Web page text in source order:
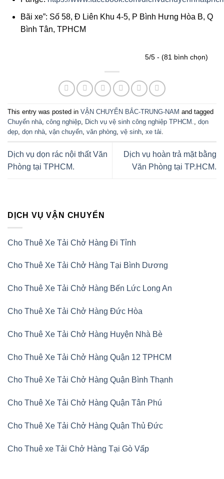
DỊCH VỤ VẬN CHUYỂN
Cho Thuê Xe Tải Chở Hàng Đi Tỉnh
Cho Thuê Xe Tải Chở Hàng Tại Bình Dương
Cho Thuê Xe Tải Chở Hàng Bến Lức Long An
Cho Thuê Xe Tải Chở Hàng Đức Hòa
Cho Thuê Xe Tải Chở Hàng Huyện Nhà Bè
Cho Thuê Xe Tải Chở Hàng Quận 12 TPHCM
Cho Thuê Xe Tải Chở Hàng Quận Bình Thạnh
Cho Thuê Xe Tải Chở Hàng Quận Tân Phú
Cho Thuê Xe Tải Chở Hàng Quận Thủ Đức
Cho Thuê xe Tải Chở Hàng Tại Gò Vấp
Bãi xe”: Số 58, Đ Liên Khu 4-5, P Bình Hưng Hòa B, Q
Bình Tân, TPHCM
5/5 - (81 bình chọn)
This entry was posted in VẬN CHUYỂN BẮC-TRUNG-NAM and tagged
Chuyển nhà, công nghiệp, Dich vụ vệ sinh công nghiệp TPHCM., dọn
dẹp, dọn nhà, vận chuyển, văn phòng, vệ sinh, xe tải.
Dịch vụ dọn rác nội thất Văn
Phòng tại TPHCM.
Dịch vụ hoàn trả mặt bằng
Văn Phòng tại TP.HCM.